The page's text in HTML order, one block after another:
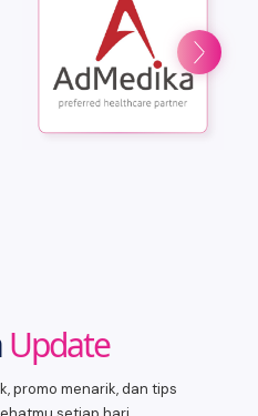
Update
promo menarik, dan tips